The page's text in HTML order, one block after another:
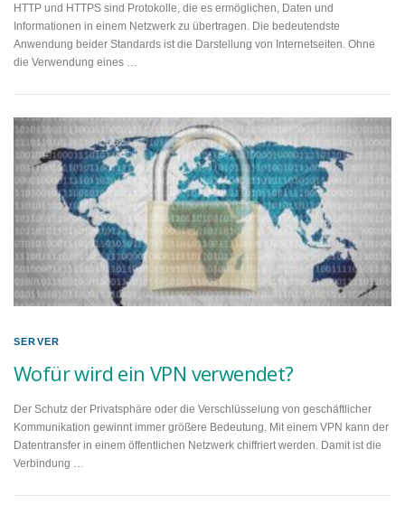
HTTP und HTTPS sind Protokolle, die es ermöglichen, Daten und
Informationen in einem Netzwerk zu übertragen. Die bedeutendste
Anwendung beider Standards ist die Darstellung von Internetseiten. Ohne
die Verwendung eines …
SERVER
Wofür wird ein VPN verwendet?
Der Schutz der Privatsphäre oder die Verschlüsselung von geschäftlicher
Kommunikation gewinnt immer größere Bedeutung. Mit einem VPN kann der
Datentransfer in einem öffentlichen Netzwerk chiffriert werden. Damit ist die
Verbindung …